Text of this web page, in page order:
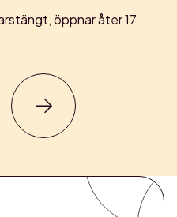
öppnar åter 17